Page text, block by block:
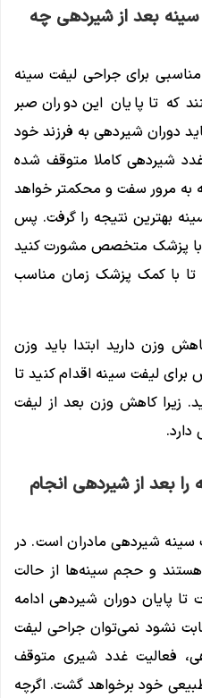
بعد از شیردهی چه
برای جراحی لیفت سینه
که تا پایان این دوران صبر
دوران شیردهی به فرزند خود
غدد شیردهی کاملا متوقف شده
به مرور سفت و محکمتر خواهد
بهترین نتیجه را گرفت. پس
با پزشک متخصص مشورت کنید
تا با کمک پزشک زمان مناسب
وزن دارید ابتدا باید وزن
لیفت سینه اقدام کنید تا
زیرا کاهش وزن بعد از لیفت
بعد از شیردهی انجام
سینه شیردهی مادران است. در
و حجم سینه‌ها از حالت
پایان دوران شیردهی ادامه
نشود نمی‌توان جراحی لیفت
فعالیت غدد شیری متوقف
خود برخواهد گشت. اگرچه